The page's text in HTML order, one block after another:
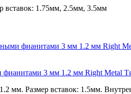
вставок: 1.75мм, 2.5мм, 3.5мм
3 мм 1.2 мм Right Metal
мм. Размер вставок: 1.5мм.